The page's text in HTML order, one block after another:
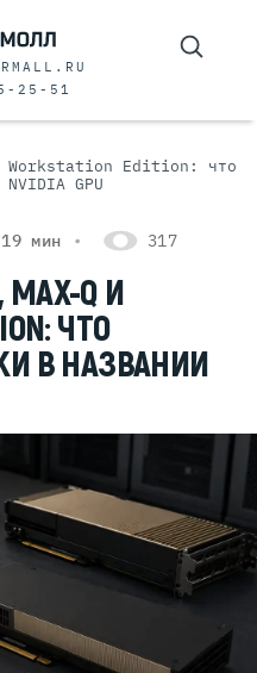
25-51
Workstation Edition: что
GPU
19 мин 317
MAX-Q И
ЧТО
В НАЗВАНИИ